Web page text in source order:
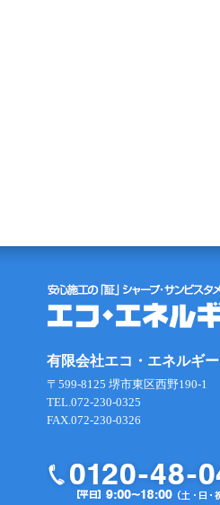
有限会社エコ・エネルギー
〒599-8125 堺市東区西野190-1
TEL.072-230-0325
FAX.072-230-0326